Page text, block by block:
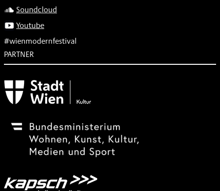
Soundcloud
Youtube
#wienmodernfestival
PARTNER
Subventionsgeber